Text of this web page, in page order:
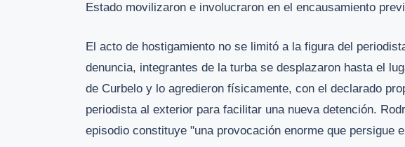
Estado movilizaron e involucraron en el encausamiento
El acto de hostigamiento no se limitó a la figura del
denuncia, integrantes de la turba se desplazaron hasta el
de Curbelo y lo agredieron físicamente, con el declarado
periodista al exterior para facilitar una nueva detención.
episodio constituye "una provocación enorme que persigue